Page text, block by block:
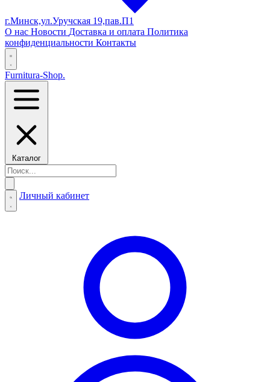
г.Минск,ул.Уручская 19,пав.П1
О нас Новости Доставка и оплата Политика
конфиденциальности Контакты
Furnitura-Shop.
Каталог
Личный кабинет